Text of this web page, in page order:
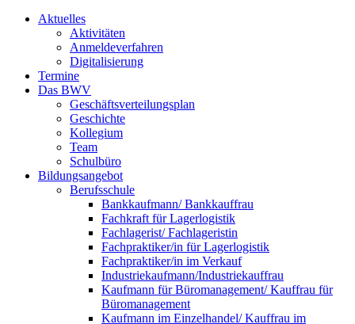
Aktuelles
Aktivitäten
Anmeldeverfahren
Digitalisierung
Termine
Das BWV
Geschäftsverteilungsplan
Geschichte
Kollegium
Team
Schulbüro
Bildungsangebot
Berufsschule
Bankkaufmann/ Bankkauffrau
Fachkraft für Lagerlogistik
Fachlagerist/ Fachlageristin
Fachpraktiker/in für Lagerlogistik
Fachpraktiker/in im Verkauf
Industriekaufmann/Industriekauffrau
Kaufmann für Büromanagement/ Kauffrau für
Büromanagement
Kaufmann im Einzelhandel/ Kauffrau im